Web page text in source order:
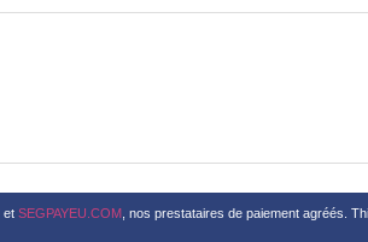
et SEGPAYEU.COM , nos prestataires de paiement agréés.